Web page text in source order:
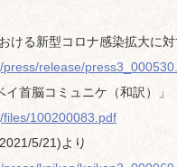
おける新型コロナ感染拡大
release/
首脳コミュニケ（和訳）」
100200083.pdf
(2021/5/21)より